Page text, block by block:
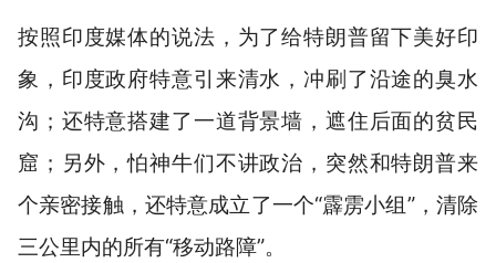
按照印度媒体的说法，为了给特朗普留下美好印
象，印度政府特意引来清水，冲刷了沿途的臭水
沟；还特意搭建了一道背景墙，遮住后面的贫民
窟；另外，怕神牛们不讲政治，突然和特朗普来
个亲密接触，还特意成立了一个“霹雳小组”，清除
三公里内的所有“移动路障”。